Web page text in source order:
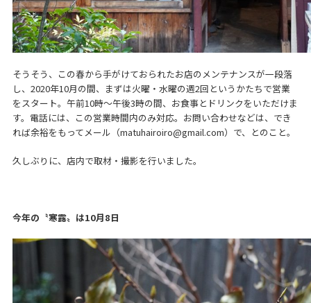
そうそう、この春から手がけておられたお店のメンテナンスが一段落
し、2020年10月の間、まずは火曜・水曜の週2回というかたちで営業
をスタート。午前10時～午後3時の間、お食事とドリンクをいただけま
す。電話には、この営業時間内のみ対応。お問い合わせなどは、でき
れば余裕をもってメール（matuhairoiro@gmail.com）で、とのこと。
久しぶりに、店内で取材・撮影を行いました。
今年の〝寒露〟は10月8日